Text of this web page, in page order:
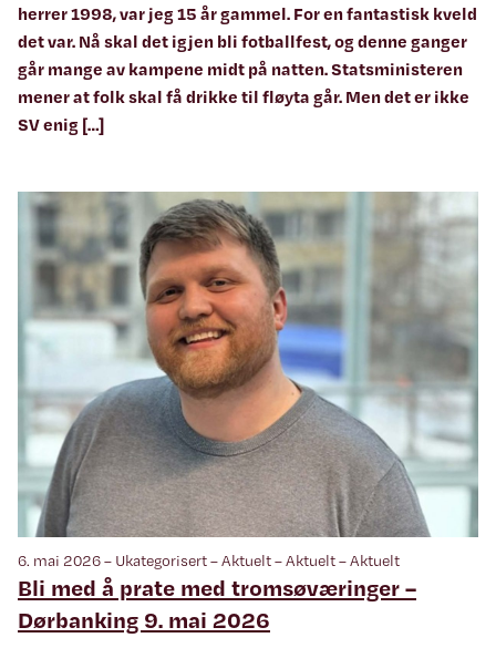
herrer 1998, var jeg 15 år gammel. For en fantastisk kveld
det var. Nå skal det igjen bli fotballfest, og denne ganger
går mange av kampene midt på natten. Statsministeren
mener at folk skal få drikke til fløyta går. Men det er ikke
SV enig […]
6. mai 2026 – Ukategorisert – Aktuelt – Aktuelt – Aktuelt
Bli med å prate med tromsøværinger –
Dørbanking 9. mai 2026